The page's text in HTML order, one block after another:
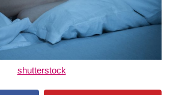
shutterstock